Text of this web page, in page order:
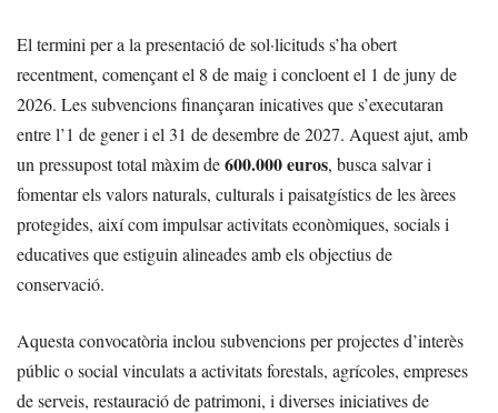
El termini per a la presentació de sol·licituds s’ha obert
recentment, començant el 8 de maig i concloent el 1 de juny de
2026. Les subvencions finançaran inicatives que s’executaran
entre l’1 de gener i el 31 de desembre de 2027. Aquest ajut, amb
un pressupost total màxim de600.000 euros, busca salvar i
fomentar els valors naturals, culturals i paisatgístics de les àrees
protegides, així com impulsar activitats econòmiques, socials i
educatives que estiguin alineades amb els objectius de
conservació.
Aquesta convocatòria inclou subvencions per projectes d’interès
públic o social vinculats a activitats forestals, agrícoles, empreses
de serveis, restauració de patrimoni, i diverses iniciatives de